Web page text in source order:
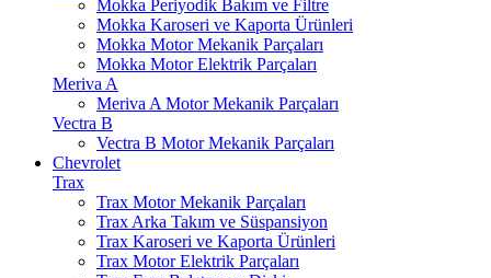
Mokka Periyodik Bakım ve Filtre
Mokka Karoseri ve Kaporta Ürünleri
Mokka Motor Mekanik Parçaları
Mokka Motor Elektrik Parçaları
Meriva A
Meriva A Motor Mekanik Parçaları
Vectra B
Vectra B Motor Mekanik Parçaları
Chevrolet
Trax
Trax Motor Mekanik Parçaları
Trax Arka Takım ve Süspansiyon
Trax Karoseri ve Kaporta Ürünleri
Trax Motor Elektrik Parçaları